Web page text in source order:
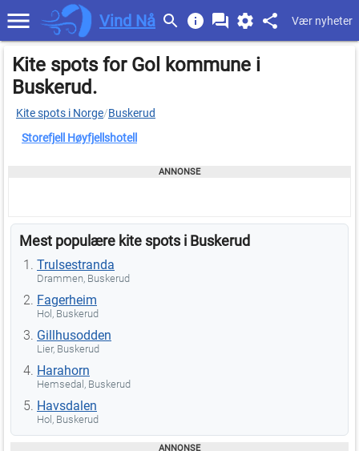
Vind Nå Vær nyheter
Kite spots for Gol kommune i
Buskerud.
Kite spots i Norge/Buskerud
Storefjell Høyfjellshotell
Mest populære kite spots i Buskerud
Trulsestranda
Drammen, Buskerud
Fagerheim
Hol, Buskerud
Gillhusodden
Lier, Buskerud
Harahorn
Hemsedal, Buskerud
Havsdalen
Hol, Buskerud